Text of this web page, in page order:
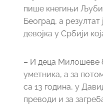
пише кнегињи
Београд, а
девојка у Србији
– И деца Милошеве
уметника, а за
са 13 година, у
преводи и за